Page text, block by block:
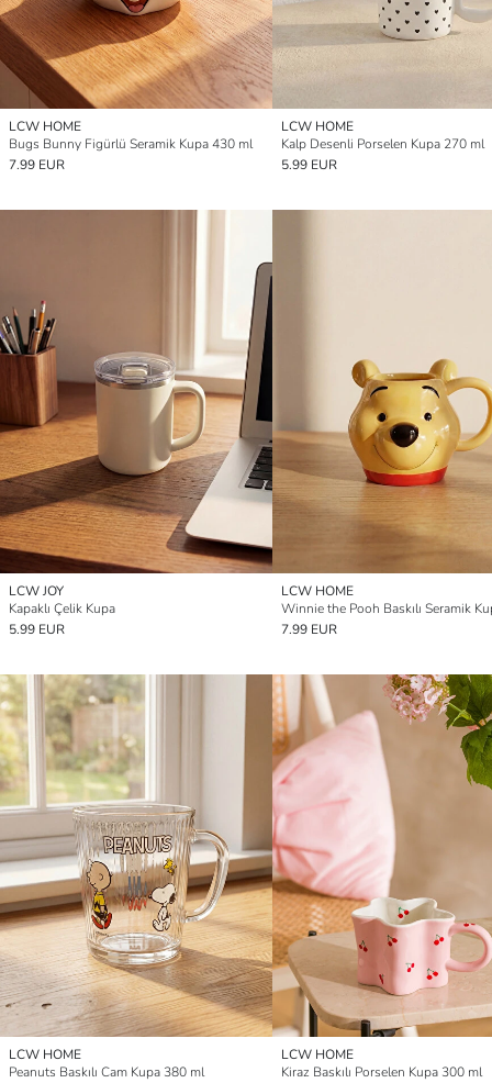
LCW HOME
Bugs Bunny Figürlü Seramik Kupa 430 ml
7.99 EUR
LCW HOME
Kalp Desenli Porselen Kupa 270 ml
5.99 EUR
LCW JOY
Kapaklı Çelik Kupa
5.99 EUR
LCW HOME
7.99 EUR
LCW HOME
Peanuts Baskılı Cam Kupa 380 ml
LCW HOME
Kiraz Baskılı Porselen Kupa 300 ml